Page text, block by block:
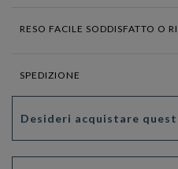
RESO FACILE SODDISFATTO O
SPEDIZIONE
Desideri acquistare